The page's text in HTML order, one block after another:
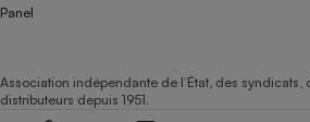
Panel
Association indépendante de l’État, des syndicats,
distributeurs depuis 1951.